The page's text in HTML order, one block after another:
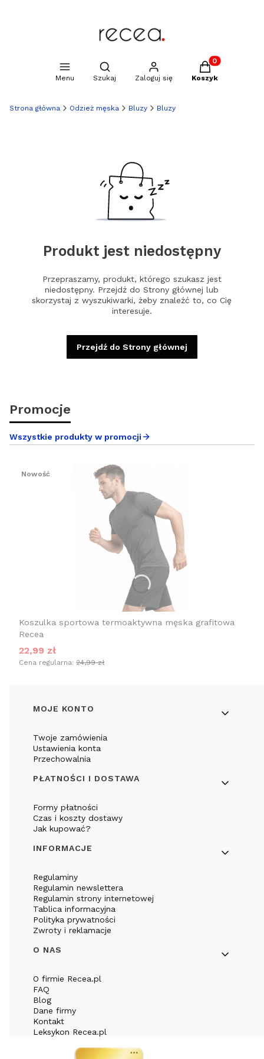
Menu
Otwórz wyszukiwarkę
Szukaj Zaloguj się
Produkty w
Koszyk
Strona główna Odzież męska Bluzy Bluzy
Produkt jest niedostępny
Przepraszamy, produkt, którego szukasz jest
niedostępny. Przejdź do Strony głównej lub
skorzystaj z wyszukiwarki, żeby znaleźć to, co Cię
interesuje.
Przejdź do Strony głównej
Promocje
Wszystkie produkty w promocji
Nowość
Koszulka sportowa termoaktywna męska grafitowa
Recea
Cena promocyjna
22,99 zł
Cena regularna: 24,99 zł
Linki w stopce
MOJE KONTO
Twoje zamówienia
Ustawienia konta
Przechowalnia
PŁATNOŚCI I DOSTAWA
Formy płatności
Czas i koszty dostawy
Jak kupować?
INFORMACJE
Regulaminy
Regulamin newslettera
Regulamin strony internetowej
Tablica informacyjna
Polityka prywatności
Zwroty i reklamacje
O NAS
O firmie Recea.pl
FAQ
Blog
Dane firmy
Kontakt
Leksykon Recea.pl